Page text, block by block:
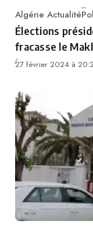
Category
Algérie Actualité
Élections
fracasse le
27 février 2024 à